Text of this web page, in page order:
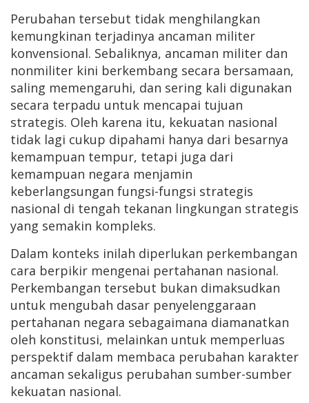
Perubahan tersebut tidak menghilangkan
kemungkinan terjadinya ancaman militer
konvensional. Sebaliknya, ancaman militer dan
nonmiliter kini berkembang secara bersamaan,
saling memengaruhi, dan sering kali digunakan
secara terpadu untuk mencapai tujuan
strategis. Oleh karena itu, kekuatan nasional
tidak lagi cukup dipahami hanya dari besarnya
kemampuan tempur, tetapi juga dari
kemampuan negara menjamin
keberlangsungan fungsi-fungsi strategis
nasional di tengah tekanan lingkungan strategis
yang semakin kompleks.
Dalam konteks inilah diperlukan perkembangan
cara berpikir mengenai pertahanan nasional.
Perkembangan tersebut bukan dimaksudkan
untuk mengubah dasar penyelenggaraan
pertahanan negara sebagaimana diamanatkan
oleh konstitusi, melainkan untuk memperluas
perspektif dalam membaca perubahan karakter
ancaman sekaligus perubahan sumber-sumber
kekuatan nasional.